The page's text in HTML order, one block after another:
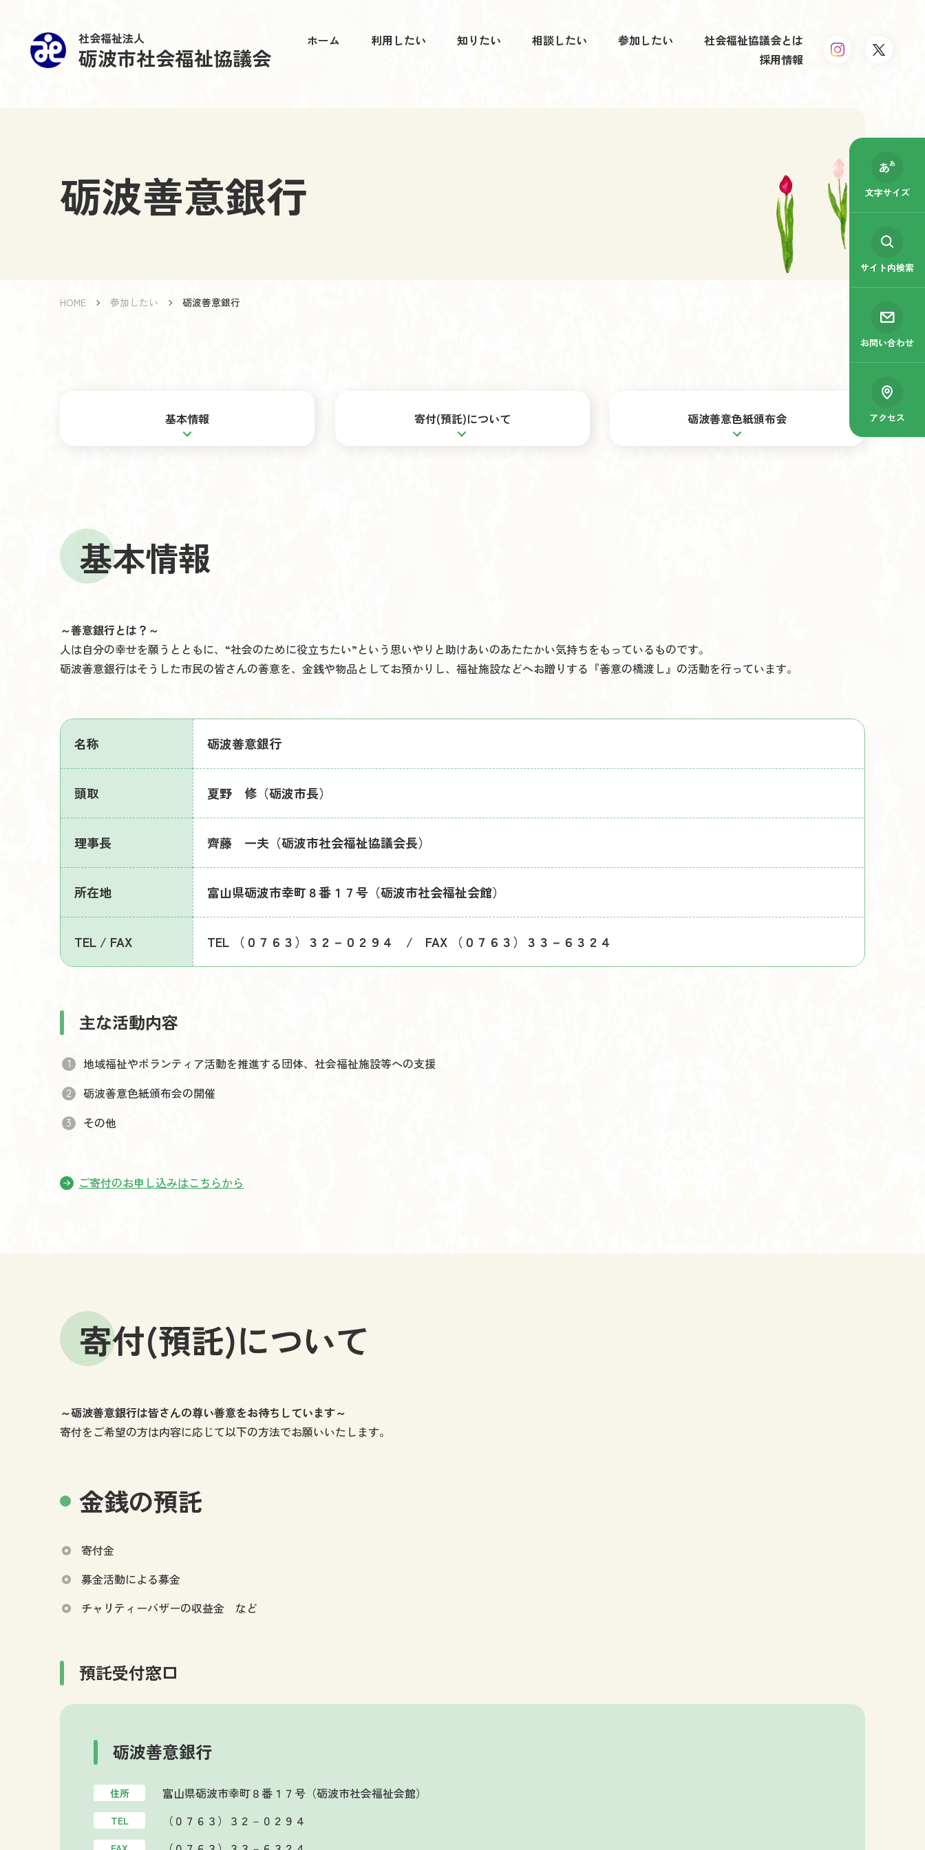
社会福祉法人
砺波市社会福祉協議会
ホーム 利用したい 知りたい 相談したい 参加したい
社会福祉協議会とは
採用情報
文字サイズ
サイト内検索
お問い合わせ
アクセス
砺波善意銀行
HOME 参加したい 砺波善意銀行
基本情報 寄付(預託)について 砺波善意色紙頒布会
基本情報
～善意銀行とは？～
人は自分の幸せを願うとともに、“社会のために役立ちたい”という思いやりと助けあいのあたたかい気持ちをもっているものです。
砺波善意銀行はそうした市民の皆さんの善意を、金銭や物品としてお預かりし、福祉施設などへお贈りする『善意の橋渡し』の活動を行っています。
名称 砺波善意銀行
頭取 夏野 修（砺波市長）
理事長 齊藤 一夫（砺波市社会福祉協議会長）
所在地 富山県砺波市幸町８番１７号（砺波市社会福祉会館）
TEL / FAX TEL （０７６３）３２－０２９４ / FAX （０７６３）３３－６３２４
主な活動内容
地域福祉やボランティア活動を推進する団体、社会福祉施設等への支援
砺波善意色紙頒布会の開催
その他
ご寄付のお申し込みはこちらから
寄付(預託)について
～砺波善意銀行は皆さんの尊い善意をお待ちしています～
寄付をご希望の方は内容に応じて以下の方法でお願いいたします。
金銭の預託
寄付金
募金活動による募金
チャリティーバザーの収益金 など
預託受付窓口
砺波善意銀行
住所 富山県砺波市幸町８番１７号（砺波市社会福祉会館）
TEL （０７６３）３２－０２９４